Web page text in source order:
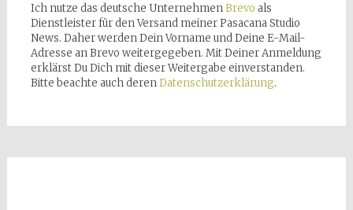
Ich nutze das deutsche UnternehmenBrevo als
Dienstleister für den Versand meiner Pasacana Studio
News. Daher werden Dein Vorname und Deine E-Mail-
Adresse an Brevo weitergegeben. Mit Deiner Anmeldung
erklärst Du Dich mit dieser Weitergabe einverstanden.
Bitte beachte auch derenDatenschutzerklärung.